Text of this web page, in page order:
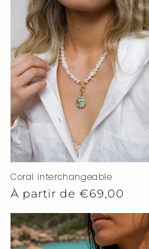
Coral interchangeable
Prix
habituel
À partir de €69,00